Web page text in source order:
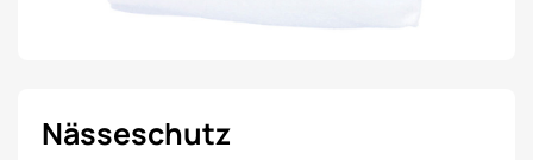
Nässeschutz